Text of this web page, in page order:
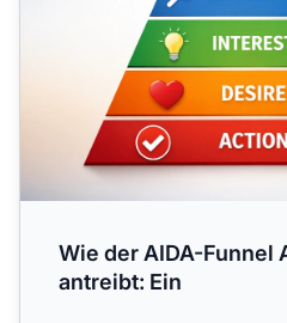
Wie der AIDA-Funnel
antreibt: Ein